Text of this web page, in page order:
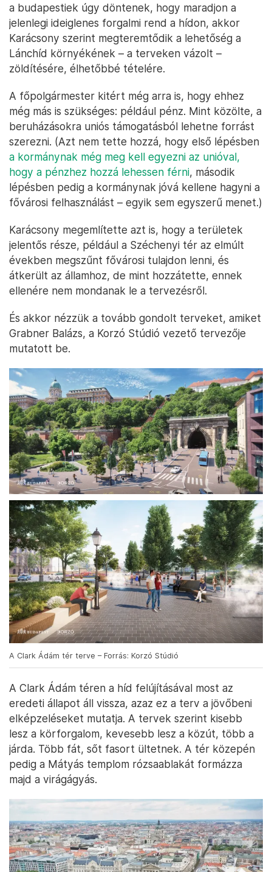
a budapestiek úgy döntenek, hogy maradjon a
jelenlegi ideiglenes forgalmi rend a hídon, akkor
Karácsony szerint megteremtődik a lehetőség a
Lánchíd környékének – a terveken vázolt –
zöldítésére, élhetőbbé tételére.
A főpolgármester kitért még arra is, hogy ehhez
még más is szükséges: például pénz. Mint közölte, a
beruházásokra uniós támogatásból lehetne forrást
szerezni. (Azt nem tette hozzá, hogy első lépésben
a kormánynak még meg kell egyezni az unióval,
hogy a pénzhez hozzá lehessen férni, második
lépésben pedig a kormánynak jóvá kellene hagyni a
fővárosi felhasználást – egyik sem egyszerű menet.)
Karácsony megemlítette azt is, hogy a területek
jelentős része, például a Széchenyi tér az elmúlt
években megszűnt fővárosi tulajdon lenni, és
átkerült az államhoz, de mint hozzátette, ennek
ellenére nem mondanak le a tervezésről.
És akkor nézzük a tovább gondolt terveket, amiket
Grabner Balázs, a Korzó Stúdió vezető tervezője
mutatott be.
A Clark Ádám tér terve – Forrás: Korzó Stúdió
A Clark Ádám téren a híd felújításával most az
eredeti állapot áll vissza, azaz ez a terv a jövőbeni
elképzeléseket mutatja. A tervek szerint kisebb
lesz a körforgalom, kevesebb lesz a közút, több a
járda. Több fát, sőt fasort ültetnek. A tér közepén
pedig a Mátyás templom rózsaablakát formázza
majd a virágágyás.